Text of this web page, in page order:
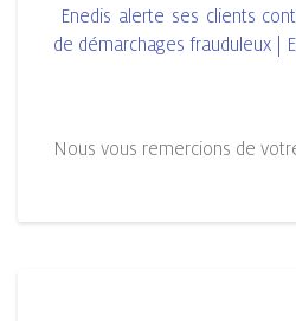
Enedis alerte ses clients
de démarchages frauduleux |
Nous vous remercions de